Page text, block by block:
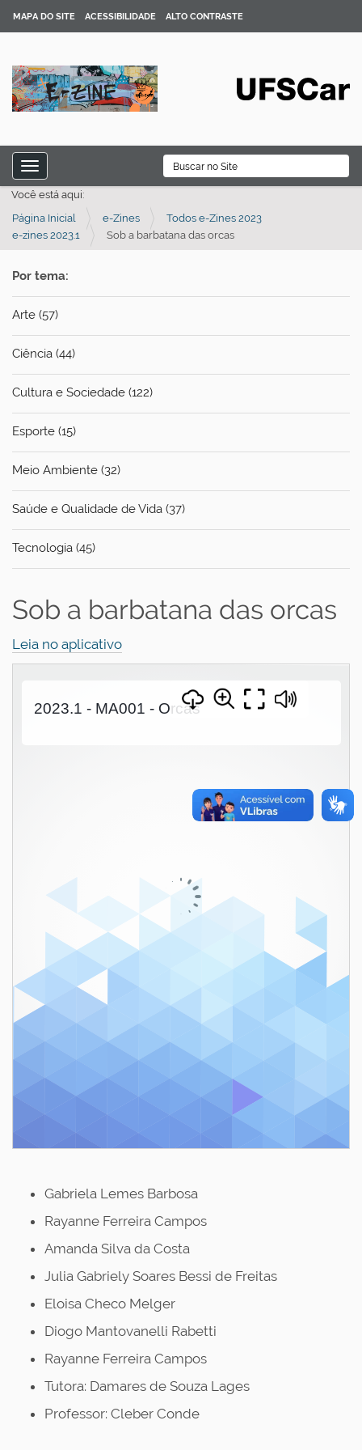
MAPA DO SITE ACESSIBILIDADE ALTO CONTRASTE
Toggle navigation
Você está aqui:
Página Inicial
e-Zines
Todos e-Zines 2023
e-zines 2023.1
Sob a barbatana das orcas
Por tema:
Arte (57)
Ciência (44)
Cultura e Sociedade (122)
Esporte (15)
Meio Ambiente (32)
Saúde e Qualidade de Vida (37)
Tecnologia (45)
Sob a barbatana das orcas
Leia no aplicativo
Gabriela Lemes Barbosa
Rayanne Ferreira Campos
Amanda Silva da Costa
Julia Gabriely Soares Bessi de Freitas
Eloisa Checo Melger
Diogo Mantovanelli Rabetti
Rayanne Ferreira Campos
Tutora: Damares de Souza Lages
Professor: Cleber Conde